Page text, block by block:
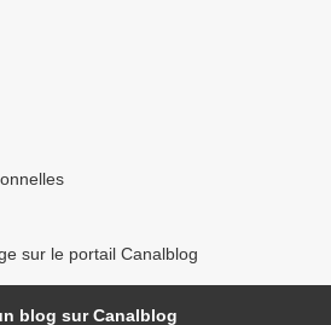
sur le portail Canalblog
blog sur Canalblog